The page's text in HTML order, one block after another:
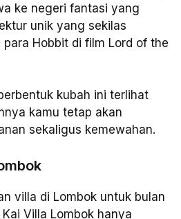
ke negeri fantasi yang
unik yang sekilas
Hobbit di film Lord of the
kubah ini terlihat
kamu tetap akan
sekaligus kemewahan.
villa di Lombok untuk bulan
Villa Lombok hanya